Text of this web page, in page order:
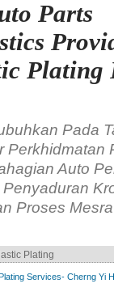
Parts
Plating
Pada
Perkhidmatan
Auto
Proses
Plating
Services- Cherng Yi